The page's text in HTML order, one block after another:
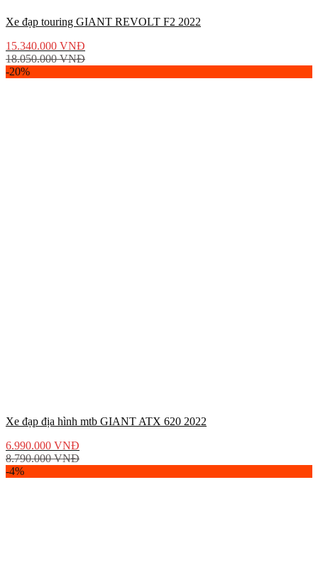
Xe đạp touring GIANT REVOLT F2 2022
15.340.000 VNĐ
18.050.000VNĐ
-20%
Xe đạp địa hình mtb GIANT ATX 620 2022
6.990.000 VNĐ
8.790.000VNĐ
-4%